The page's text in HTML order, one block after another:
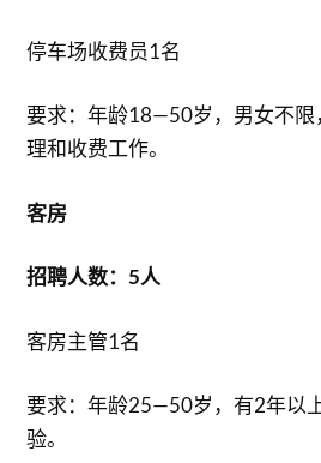
停车场收费员1名
要求：年龄18—50岁，男女不限
理和收费工作。
客房
招聘人数：5人
客房主管1名
要求：年龄25—50岁，有2年以
验。